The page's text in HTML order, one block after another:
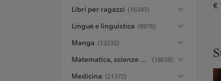
Libri per ragazzi (16343)
Lingue e linguistica (8976)
Manga (13232)
Matematica, scienze e ambiente (18638)
Medicina (21372)
€